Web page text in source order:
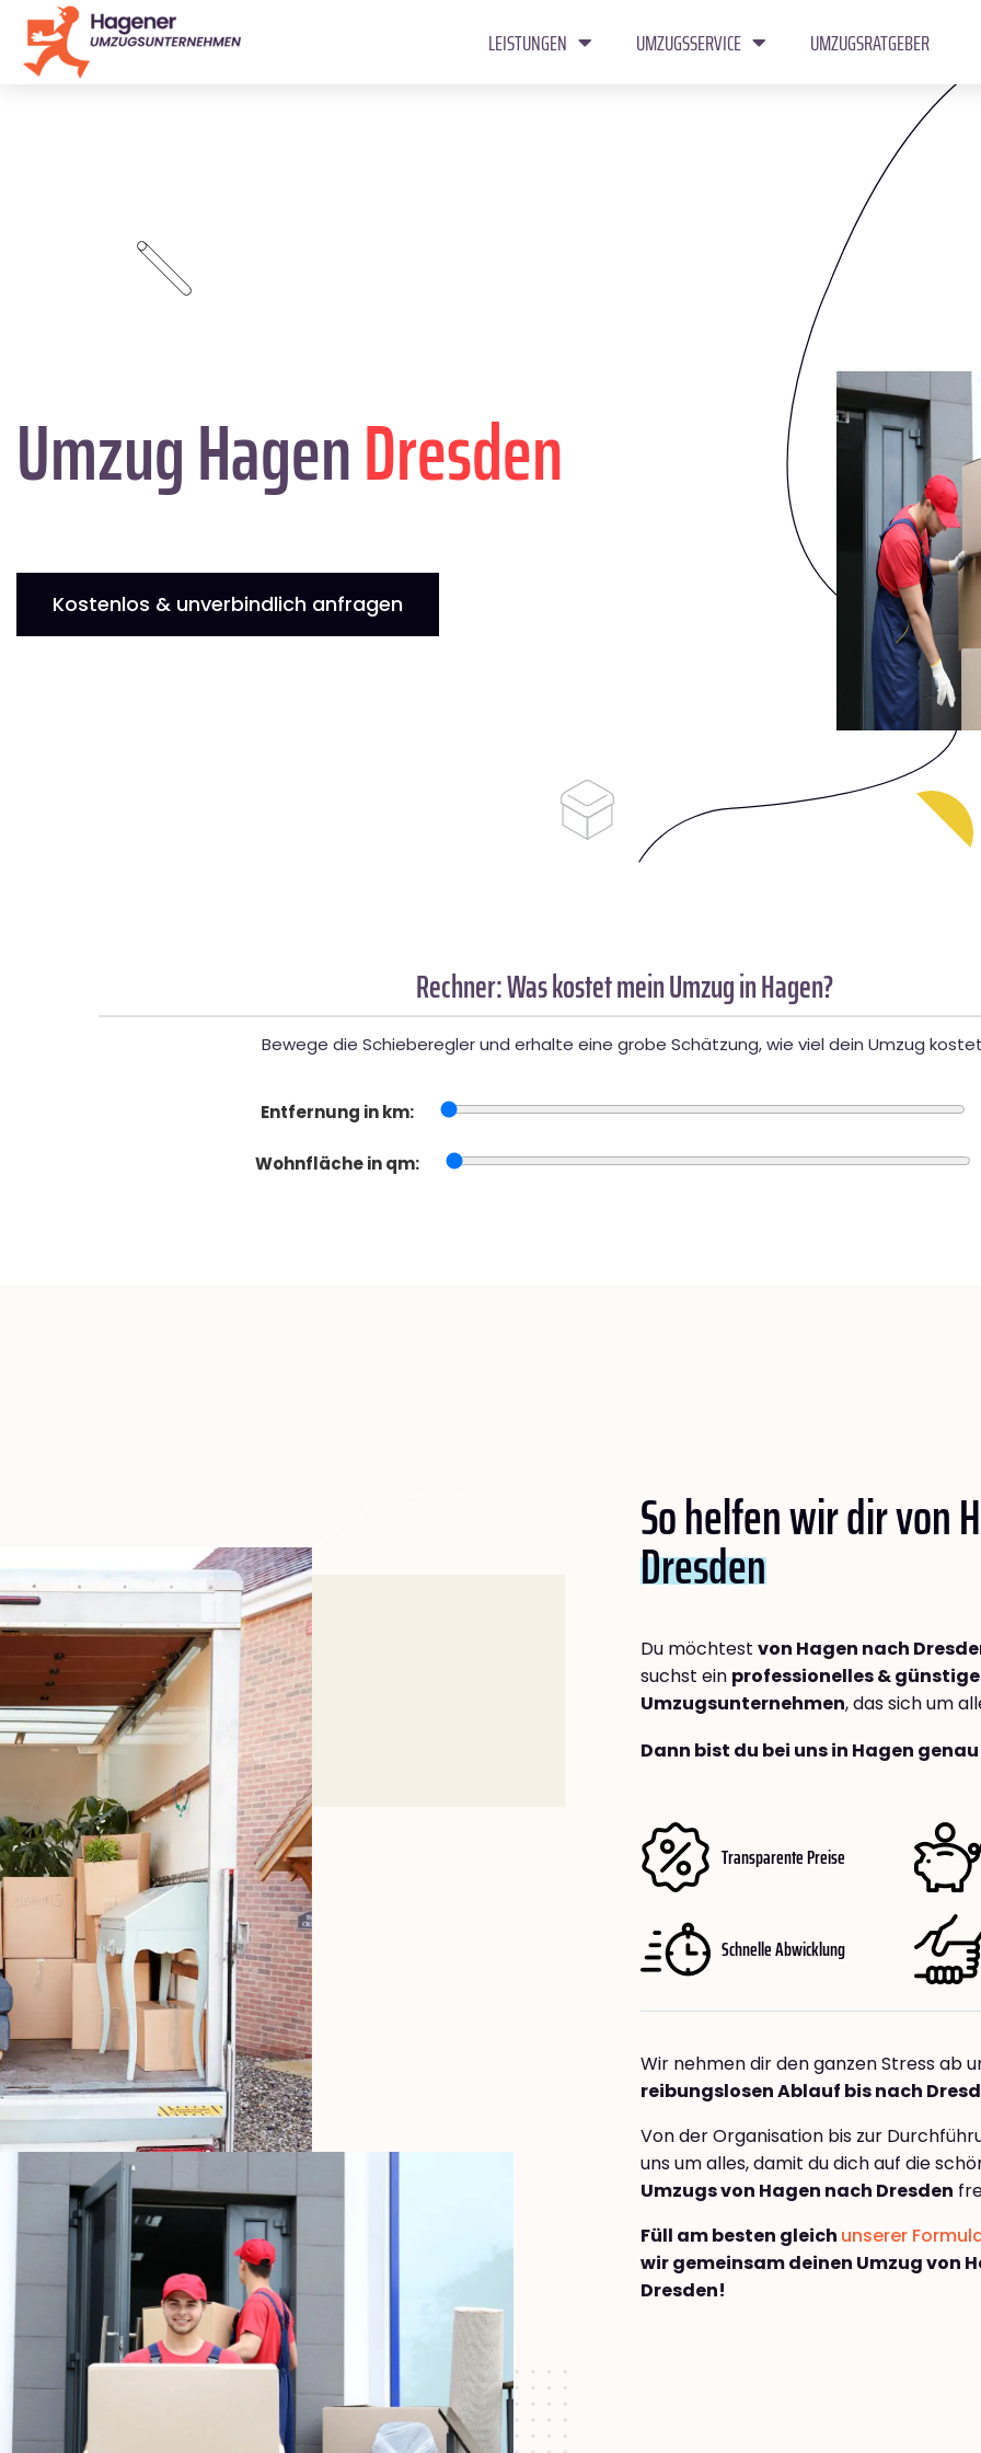
LEISTUNGEN UMZUGSSERVICE UMZUGSRATGEBER
Umzug HagenDresden
Kostenlos & unverbindlich anfragen
Rechner: Was kostet mein Umzug in Hagen?
Bewege die Schieberegler und erhalte eine grobe Schätzung, wie viel dein Umzug
Entfernung in km:
Wohnfläche in qm:
So helfen wir dir von
Dresden
Du möchtest von Hagen nach
suchst ein professionelles &
Umzugsunternehmen, das sich um
Dann bist du bei uns in Hagen
Transparente Preise
Schnelle Abwicklung
Wir nehmen dir den ganzen Stress ab
reibungslosen Ablauf bis nach
Von der Organisation bis zur
uns um alles, damit du dich auf die
Umzugs von Hagen nach Dresden
Füll am besten gleich unserer
wir gemeinsam deinen Umzug von
Dresden!